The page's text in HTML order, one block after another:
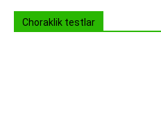
Choraklik testlar